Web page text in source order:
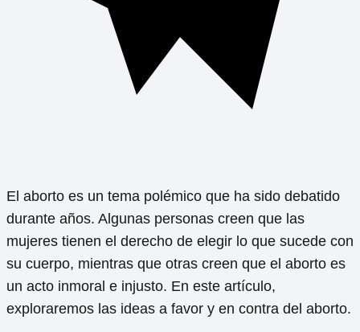
El aborto es un tema polémico que ha sido debatido
durante años. Algunas personas creen que las
mujeres tienen el derecho de elegir lo que sucede con
su cuerpo, mientras que otras creen que el aborto es
un acto inmoral e injusto. En este artículo,
exploraremos las ideas a favor y en contra del aborto.